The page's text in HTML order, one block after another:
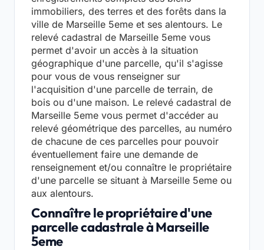
immobiliers, des terres et des forêts dans la
ville de Marseille 5eme et ses alentours. Le
relevé cadastral de Marseille 5eme vous
permet d'avoir un accès à la situation
géographique d'une parcelle, qu'il s'agisse
pour vous de vous renseigner sur
l'acquisition d'une parcelle de terrain, de
bois ou d'une maison. Le relevé cadastral de
Marseille 5eme vous permet d'accéder au
relevé géométrique des parcelles, au numéro
de chacune de ces parcelles pour pouvoir
éventuellement faire une demande de
renseignement et/ou connaître le propriétaire
d'une parcelle se situant à Marseille 5eme ou
aux alentours.
Connaître le propriétaire d'une
parcelle cadastrale à Marseille
5eme